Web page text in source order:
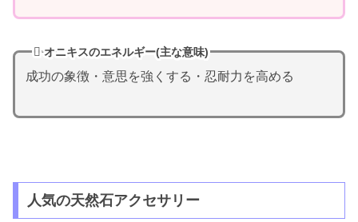
オニキスのエネルギー(主な意味)
成功の象徴・意思を強くする・忍耐力を高める
人気の天然石アクセサリー